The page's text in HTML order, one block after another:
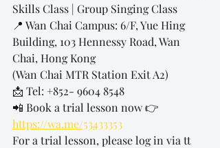
Skills Class | Group Singing Class
📍 Wan Chai Campus: 6/F, Yue Hing
Building, 103 Hennessy Road, Wan
Chai, Hong Kong
(Wan Chai MTR Station Exit A2)
📩 Tel: +852- 9604 8548
📲 Book a trial lesson now 👉
https://wa.me/53433353
For a trial lesson, please log in via tt